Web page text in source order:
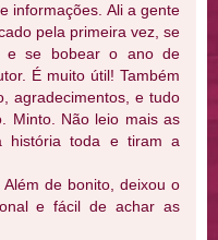
informações. Ali a gente
pela primeira vez, se
e se bobear o ano de
É muito útil! Também
agradecimentos, e tudo
Minto. Não leio mais as
história toda e tiram a
de bonito, deixou o
e fácil de achar as